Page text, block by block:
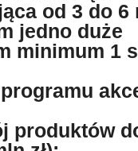
od 3 do 6
jedno duże
minimum 1
produktów